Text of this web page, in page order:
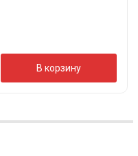
В корзину